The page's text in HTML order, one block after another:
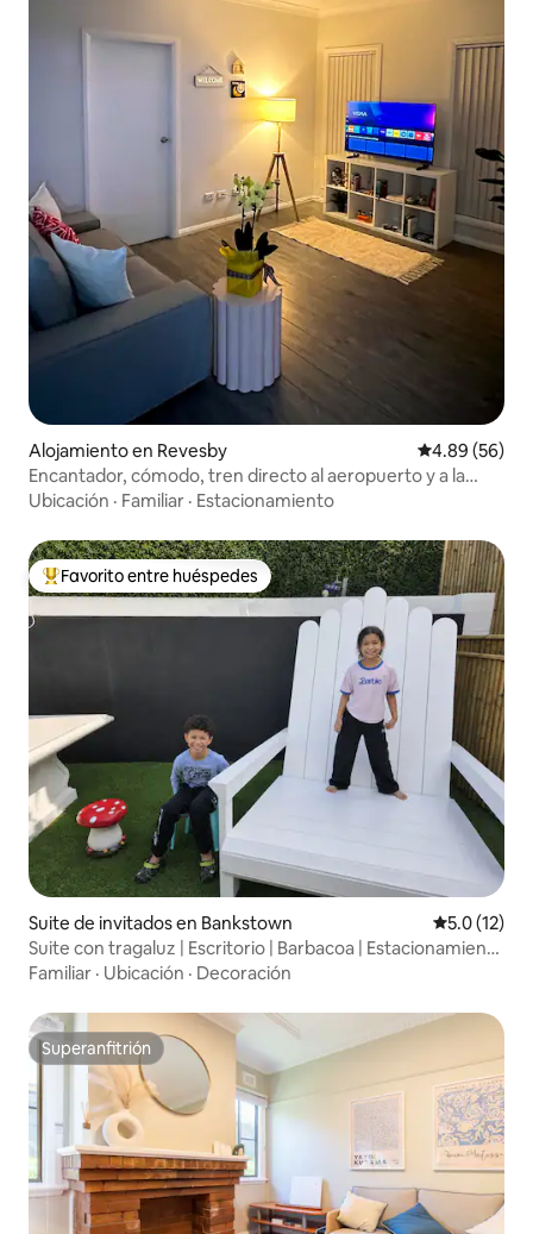
Alojamiento en Revesby Calificación
4.89 (56)
Encantador, cómodo, tren directo al aeropuerto y a la
ciudad
Ubicación · Familiar · Estacionamiento
Favorito entre huéspedes preferido
Favorito entre huéspedes
Suite de invitados en Bankstown Calificación
5.0 (12)
Suite con tragaluz | Escritorio | Barbacoa | Estacionamiento
gratuito | A 20 min del centro de la ciudad
Familiar · Ubicación · Decoración
Superanfitrión
Superanfitrión